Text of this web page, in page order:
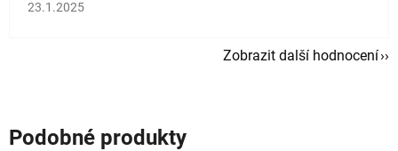
23.1.2025
Zobrazit další hodnocení
Podobné produkty